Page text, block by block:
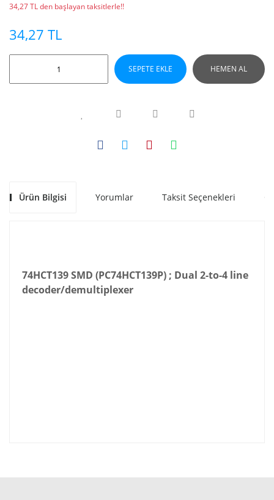
34,27 TL den başlayan taksitlerle!!
34,27 TL
SEPETE EKLE HEMEN AL
Ürün Bilgisi Yorumlar Taksit Seçenekleri
74HCT139 SMD (PC74HCT139P) ; Dual 2-to-4 line
decoder/demultiplexer